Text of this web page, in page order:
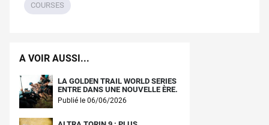
COURSES
A VOIR AUSSI...
LA GOLDEN TRAIL WORLD SERIES
ENTRE DANS UNE NOUVELLE ÈRE.
Publié le 06/06/2026